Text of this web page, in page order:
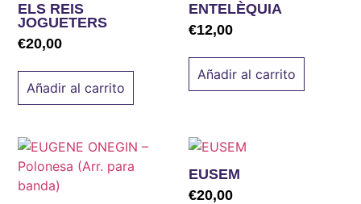
ELS REIS
JOGUETERS
€20,00
Añadir al carrito
ENTELÈQUIA
€12,00
Añadir al carrito
EUSEM
€20,00